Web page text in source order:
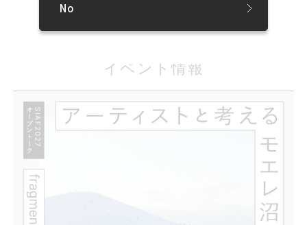
No
れた内容や当日の自由な意見交換の様子が全て収録され
ていますので ぜひご視聴ください
れていますので、ぜひご視聴ください！
イベント情報
イベント情報